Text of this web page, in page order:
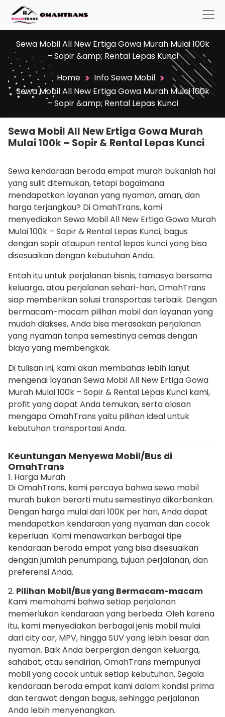
Sewa Mobil All New Ertiga Gowa Murah Mulai 100k
– Sopir &amp; Rental Lepas Kunci
Home > Info Sewa Mobil >
Sewa Mobil All New Ertiga Gowa Murah Mulai 100k
– Sopir &amp; Rental Lepas Kunci
Sewa Mobil All New Ertiga Gowa Murah
Mulai 100k – Sopir & Rental Lepas Kunci
Sewa kendaraan beroda empat murah bukanlah hal
yang sulit ditemukan, tetapi bagaimana
mendapatkan layanan yang nyaman, aman, dan
harga terjangkau? Di OmahTrans, kami
menyediakan Sewa Mobil All New Ertiga Gowa Murah
Mulai 100k – Sopir & Rental Lepas Kunci, bagus
dengan sopir ataupun rental lepas kunci yang bisa
disesuaikan dengan kebutuhan Anda.
Entah itu untuk perjalanan bisnis, tamasya bersama
keluarga, atau perjalanan sehari-hari, OmahTrans
siap memberikan solusi transportasi terbaik. Dengan
bermacam-macam pilihan mobil dan layanan yang
mudah diakses, Anda bisa merasakan perjalanan
yang nyaman tanpa semestinya cemas dengan
biaya yang membengkak.
Di tulisan ini, kami akan membahas lebih lanjut
mengenai layanan Sewa Mobil All New Ertiga Gowa
Murah Mulai 100k – Sopir & Rental Lepas Kunci kami,
profit yang dapat Anda temukan, serta alasan
mengapa OmahTrans yaitu pilihan ideal untuk
kebutuhan transportasi Anda.
Keuntungan Menyewa Mobil/Bus di
OmahTrans
1. Harga Murah
Di OmahTrans, kami percaya bahwa sewa mobil
murah bukan berarti mutu semestinya dikorbankan.
Dengan harga mulai dari 100K per hari, Anda dapat
mendapatkan kendaraan yang nyaman dan cocok
keperluan. Kami menawarkan berbagai tipe
kendaraan beroda empat yang bisa disesuaikan
dengan jumlah penumpang, tujuan perjalanan, dan
preferensi Anda.
2. Pilihan Mobil/Bus yang Bermacam-macam
Kami memahami bahwa setiap perjalanan
memerlukan kendaraan yang berbeda. Oleh karena
itu, kami menyediakan berbagai jenis mobil mulai
dari city car, MPV, hingga SUV yang lebih besar dan
nyaman. Baik Anda berpergian dengan keluarga,
sahabat, atau sendirian, OmahTrans mempunyai
mobil yang cocok untuk setiap kebutuhan. Segala
kendaraan beroda empat kami dalam kondisi prima
dan terawat dengan bagus, sehingga perjalanan
Anda lebih menyenangkan.